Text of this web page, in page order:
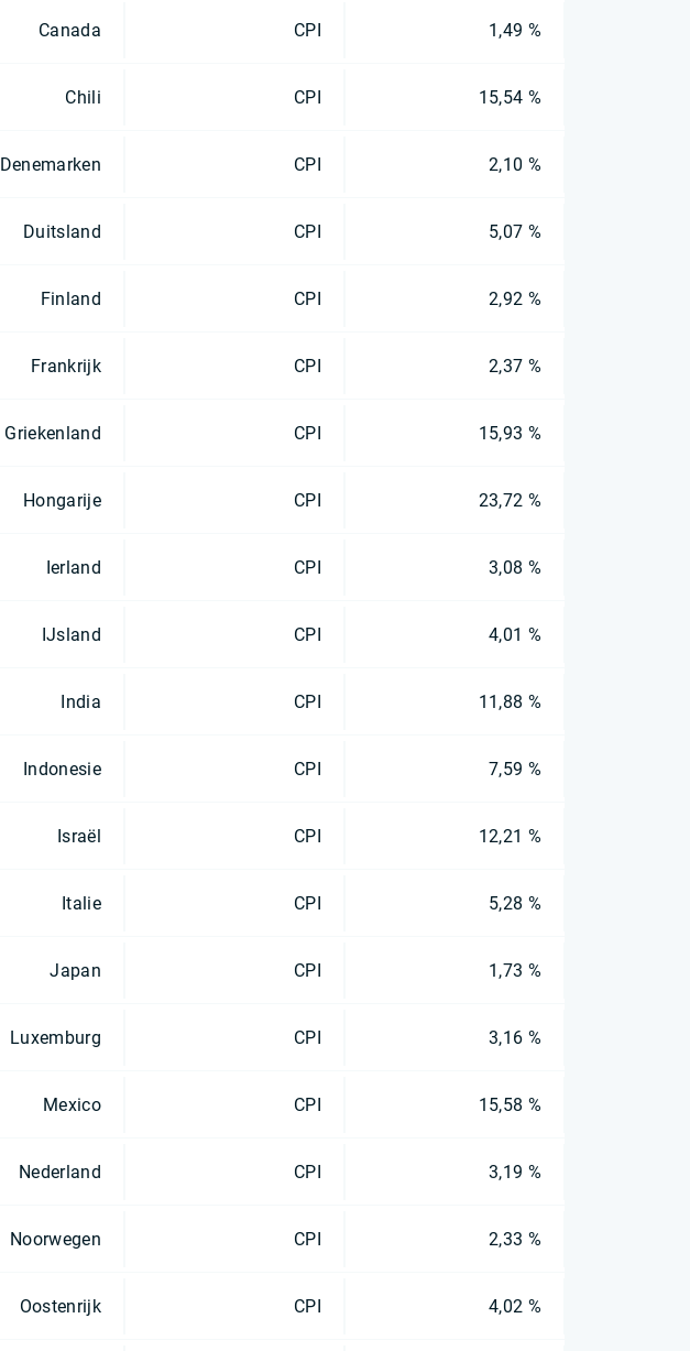
Canada CPI 1,49 %
Chili CPI 15,54 %
Denemarken CPI 2,10 %
Duitsland CPI 5,07 %
Finland CPI 2,92 %
Frankrijk CPI 2,37 %
Griekenland CPI 15,93 %
Hongarije CPI 23,72 %
Ierland CPI 3,08 %
IJsland CPI 4,01 %
India CPI 11,88 %
Indonesie CPI 7,59 %
Israël CPI 12,21 %
Italie CPI 5,28 %
Japan CPI 1,73 %
Luxemburg CPI 3,16 %
Mexico CPI 15,58 %
Nederland CPI 3,19 %
Noorwegen CPI 2,33 %
Oostenrijk CPI 4,02 %